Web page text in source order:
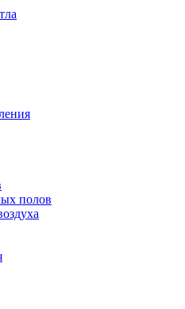
полов